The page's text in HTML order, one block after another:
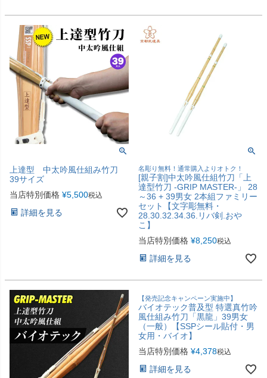
上達型 中太吟風仕組み竹刀
39サイズ
当店特別価格 ¥5,500税込
詳細を見る
名彫り無料！通常購入よりオトク！
[親子割]中太吟風仕組竹刀「上
達型竹刀 -GRIP MASTER-」 28
～36 + 39男女 2本組ファミリー
セット【文字彫無料・
28.30.32.34.36.リバ剣.おや
こ】
当店特別価格 ¥8,250税込
詳細を見る
【発売記念キャンペーン実施中】
バイオテック普及型 特選真竹吟
風仕組み竹刀「黒龍」39男女
（一般）【SSPシール貼付・男
女用・バイオ】
当店特別価格 ¥4,378税込
詳細を見る